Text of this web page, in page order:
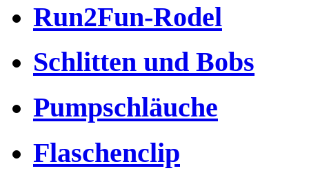
Run2Fun-Rodel
Schlitten und Bobs
Pumpschläuche
Flaschenclip